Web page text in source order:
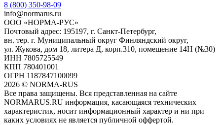
8 (800) 350-98-09
info@normarus.ru
ООО «НОРМА-РУС»
Почтовый адрес: 195197, г. Санкт-Петербург,
вн. тер. г. Муниципальный округ Финляндский округ,
ул. Жукова, дом 18, литера Д, корп.310, помещение 14Н (№30)
ИНН 7805725549
КПП 780401001
ОГРН 1187847100099
2026 © NORMA-RUS
Все права защищены. Вся представленная на сайте
NORMARUS.RU информация, касающаяся технических
характеристик, носит информационный характер и ни при
каких условиях не является публичной оффертой.‍